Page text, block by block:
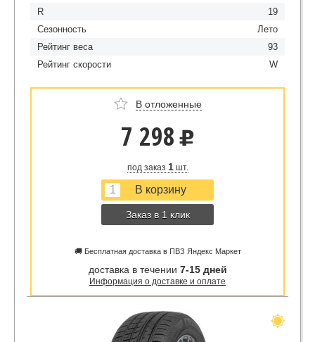
R
19
Сезонность
Лето
Рейтинг веса
93
Рейтинг скорости
W
В отложенные
7 298 u
под заказ 1шт.
Заказ в 1 клик
🚚 Бесплатная доставка в ПВЗ Яндекс Маркет
доставка в течении 7-15 дней
Информация о доставке и оплате